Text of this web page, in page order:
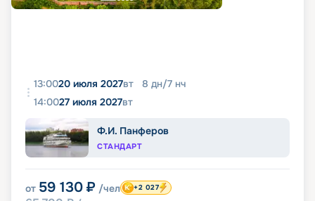
13:0020 июля 2027вт 8 дн/7 нч
14:0027 июля 2027вт
Ф.И. Панферов
СТАНДАРТ
от 59 130 ₽ /чел +2 027